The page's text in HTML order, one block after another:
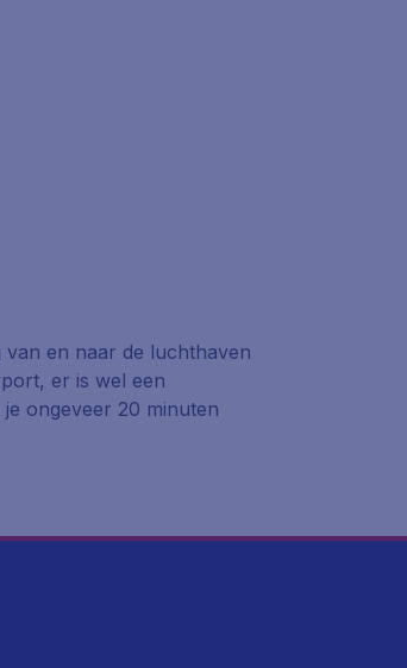
van en naar de luchthaven
er is wel een
ongeveer 20 minuten